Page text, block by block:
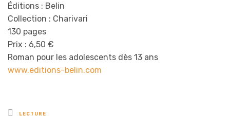
Éditions : Belin
Collection : Charivari
130 pages
Prix : 6,50 €
Roman pour les adolescents dès 13 ans
www.editions-belin.com
Posted
LECTURE